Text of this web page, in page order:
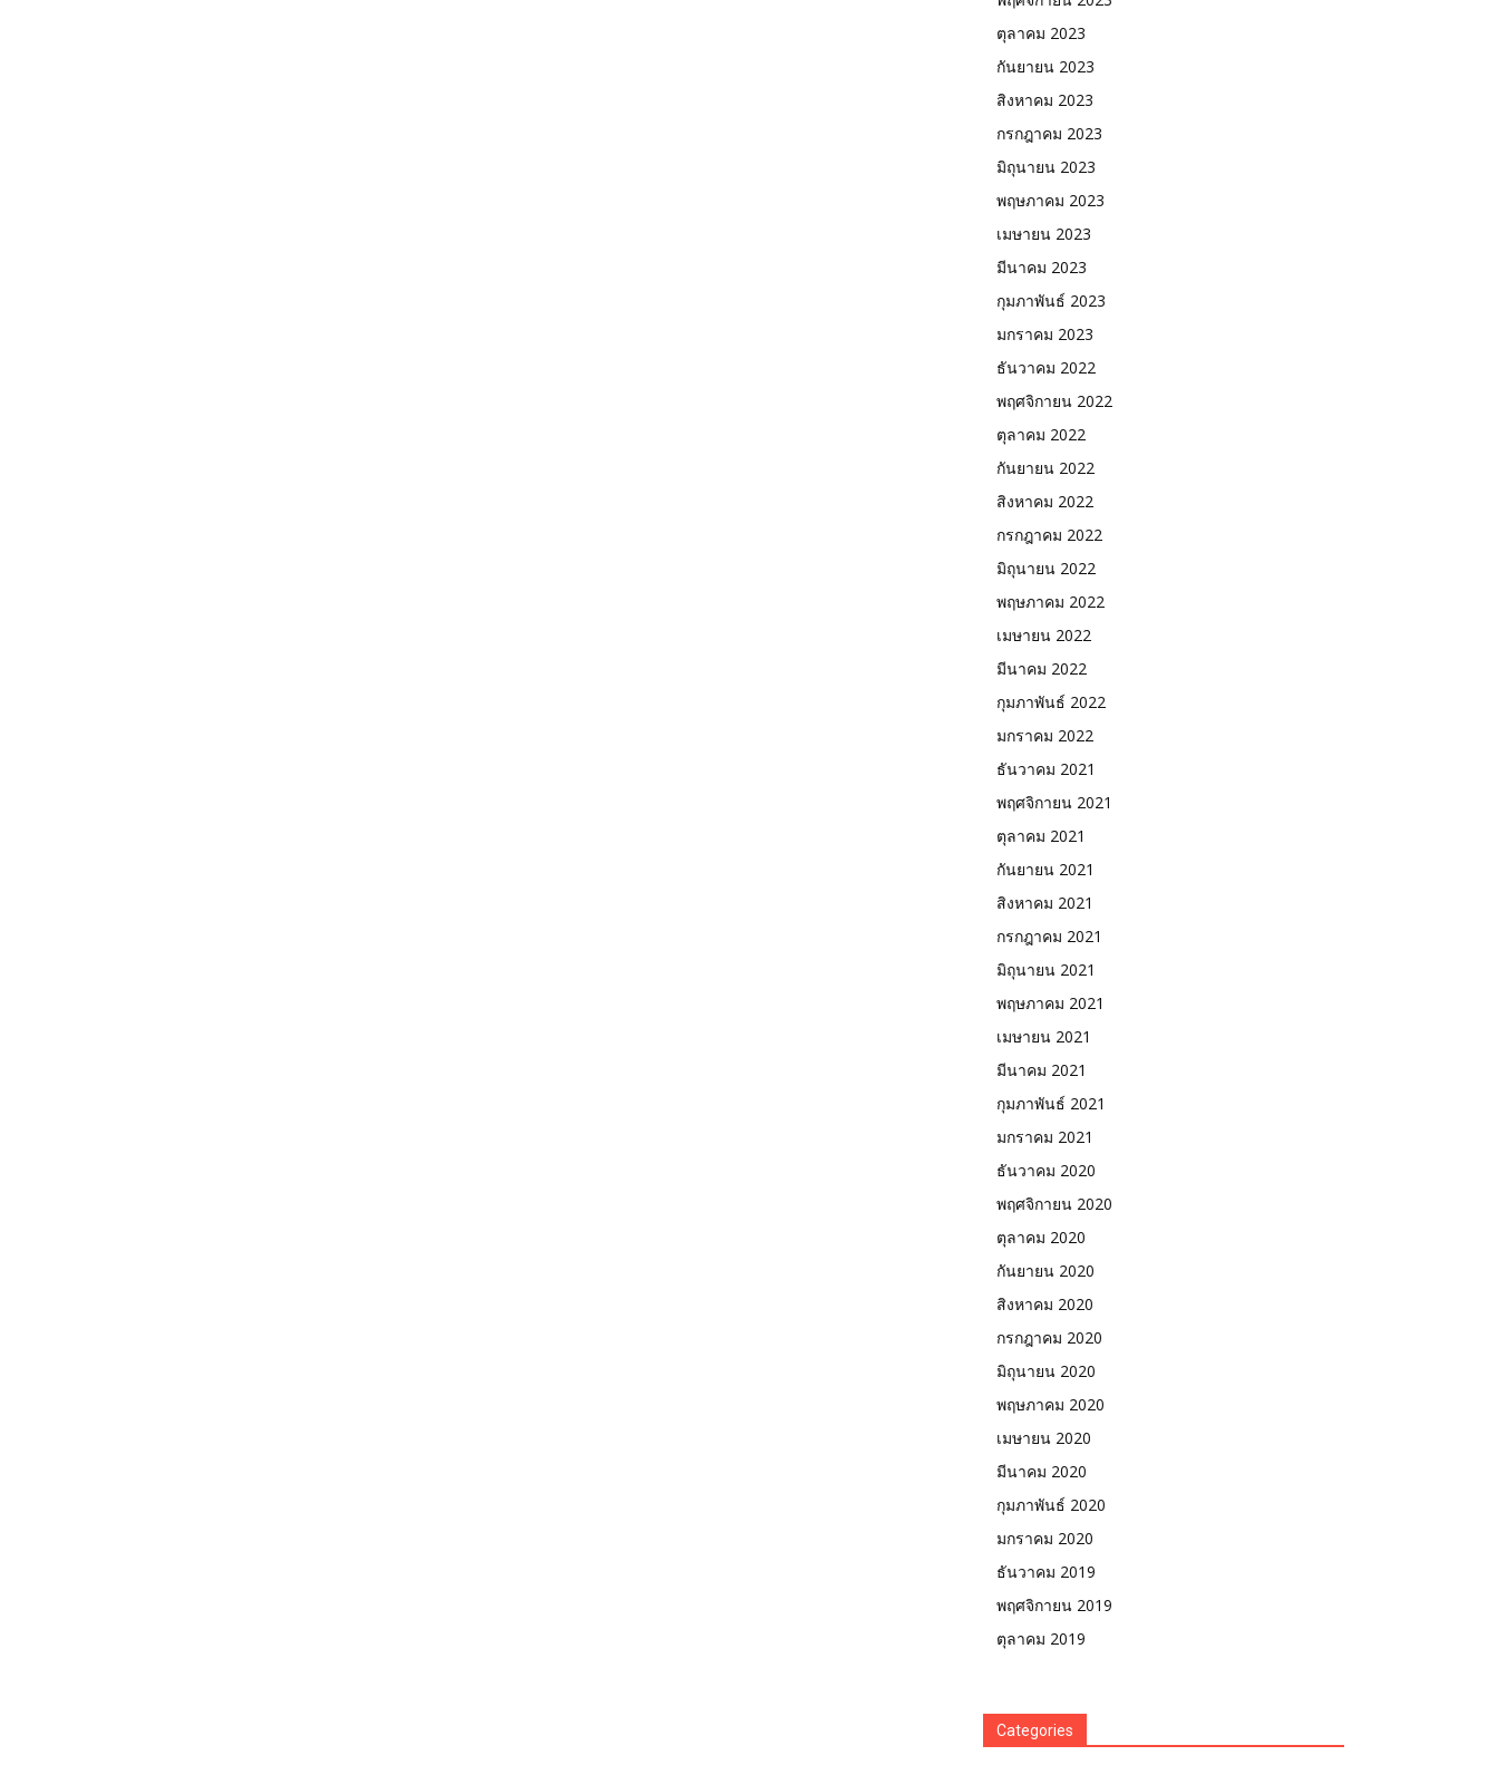
ตุลาคม 2023
กันยายน 2023
สิงหาคม 2023
กรกฎาคม 2023
มิถุนายน 2023
พฤษภาคม 2023
เมษายน 2023
มีนาคม 2023
กุมภาพันธ์ 2023
มกราคม 2023
ธันวาคม 2022
พฤศจิกายน 2022
ตุลาคม 2022
กันยายน 2022
สิงหาคม 2022
กรกฎาคม 2022
มิถุนายน 2022
พฤษภาคม 2022
เมษายน 2022
มีนาคม 2022
กุมภาพันธ์ 2022
มกราคม 2022
ธันวาคม 2021
พฤศจิกายน 2021
ตุลาคม 2021
กันยายน 2021
สิงหาคม 2021
กรกฎาคม 2021
มิถุนายน 2021
พฤษภาคม 2021
เมษายน 2021
มีนาคม 2021
กุมภาพันธ์ 2021
มกราคม 2021
ธันวาคม 2020
พฤศจิกายน 2020
ตุลาคม 2020
กันยายน 2020
สิงหาคม 2020
กรกฎาคม 2020
มิถุนายน 2020
พฤษภาคม 2020
เมษายน 2020
มีนาคม 2020
กุมภาพันธ์ 2020
มกราคม 2020
ธันวาคม 2019
พฤศจิกายน 2019
ตุลาคม 2019
Categories